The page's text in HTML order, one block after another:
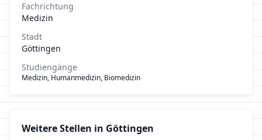
Fachrichtung
Medizin
Stadt
Göttingen
Studiengänge
Medizin, Humanmedizin, Biomedizin
Weitere Stellen in Göttingen